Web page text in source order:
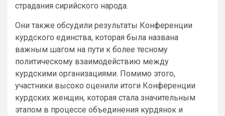
страдания сирийского народа.
Они также обсудили результаты Конференции
курдского единства, которая была названа
важным шагом на пути к более тесному
политическому взаимодействию между
курдскими организациями. Помимо этого,
участники высоко оценили итоги Конференции
курдских женщин, которая стала значительным
этапом в процессе объединения курдянок и